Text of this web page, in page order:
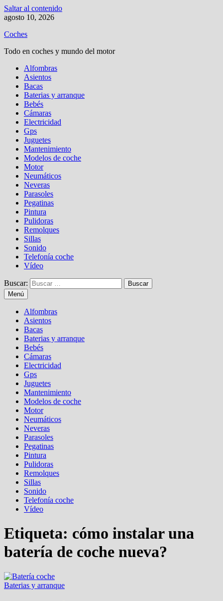
Saltar al contenido
agosto 10, 2026
Coches
Todo en coches y mundo del motor
Alfombras
Asientos
Bacas
Baterias y arranque
Bebés
Cámaras
Electricidad
Gps
Juguetes
Mantenimiento
Modelos de coche
Motor
Neumáticos
Neveras
Parasoles
Pegatinas
Pintura
Pulidoras
Remolques
Sillas
Sonido
Telefonía coche
Vídeo
Buscar:
Menú
Alfombras
Asientos
Bacas
Baterias y arranque
Bebés
Cámaras
Electricidad
Gps
Juguetes
Mantenimiento
Modelos de coche
Motor
Neumáticos
Neveras
Parasoles
Pegatinas
Pintura
Pulidoras
Remolques
Sillas
Sonido
Telefonía coche
Vídeo
Etiqueta: cómo instalar una
batería de coche nueva?
Baterias y arranque